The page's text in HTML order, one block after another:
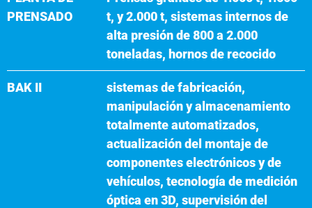
PRENSADO
t, y 2.000 t, sistemas internos de
alta presión de 800 a 2.000
toneladas, hornos de recocido
BAK II
sistemas de fabricación,
manipulación y almacenamiento
totalmente automatizados,
actualización del montaje de
componentes electrónicos y de
vehículos, tecnología de medición
óptica en 3D, supervisión del